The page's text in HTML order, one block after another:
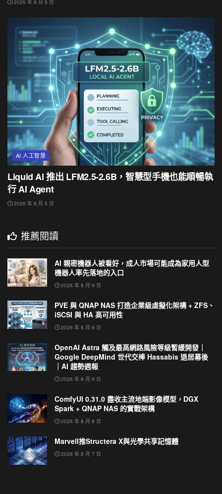
2026 年 8 月 5 日
AI 人工智慧
Liquid AI 推出 LFM2.5-2.6B，智慧型手機也能順暢執
行 AI Agent
2026 年 8 月 5 日
推薦閱讀
AI 親密機器人被看好，成人市場可能成為家用人型
機器人率先落地的入口
2026 年 8 月 9 日
PVE 與 QNAP NAS 打造企業級虛擬化架構 + ZFS、
iSCSI 與 HA 高可用性
2026 年 8 月 9 日
OpenAI Astra 觸及最高網路風險等級暫緩開發｜
Google DeepMind 世代交棒 Hassabis 退居幕後
｜AI 趨勢週報
2026 年 8 月 9 日
ComfyUI 0.31.0 盡收主流地端影像模型，DGX
Spark + QNAP NAS 的實戰架構
2026 年 8 月 8 日
Marvell推Structera X與光學共享記憶體
2026 年 8 月 7 日